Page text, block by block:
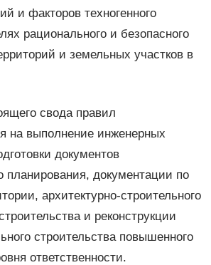
и факторов техногенного
рационального и безопасного
и земельных участков в
свода правил
на выполнение инженерных
документов
планирования, документации по
архитектурно-строительного
и реконструкции
строительства повышенного
ответственности.